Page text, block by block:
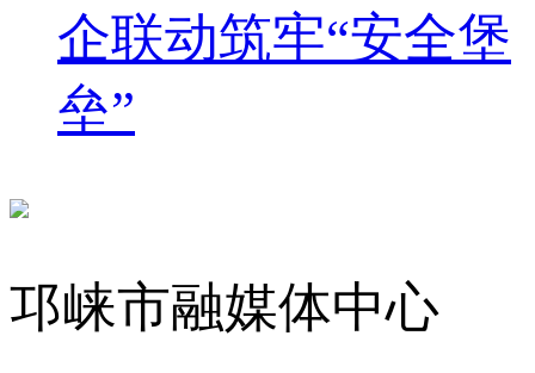
企联动筑牢“安全堡
垒”
邛崃市融媒体中心